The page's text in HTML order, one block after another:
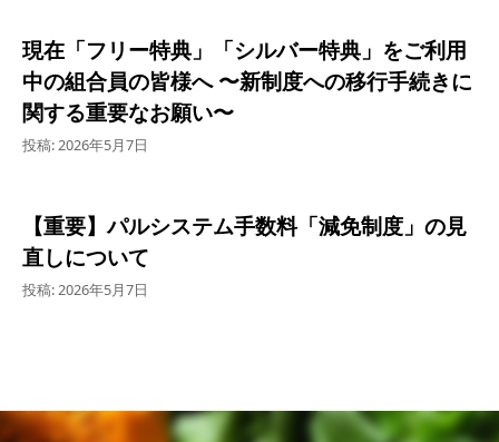
現在「フリー特典」「シルバー特典」をご利用
中の組合員の皆様へ 〜新制度への移行手続きに
関する重要なお願い〜
投稿: 2026年5月7日
【重要】パルシステム手数料「減免制度」の見
直しについて
投稿: 2026年5月7日